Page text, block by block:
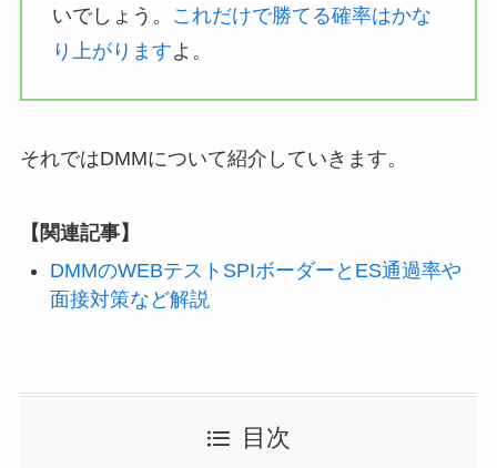
いでしょう。
これだけで勝てる確率はかな
り上がりますよ。
それではDMMについて紹介していきます。
【関連記事】
DMMのWEBテストSPIボーダーとES通過率や
面接対策など解説
目次